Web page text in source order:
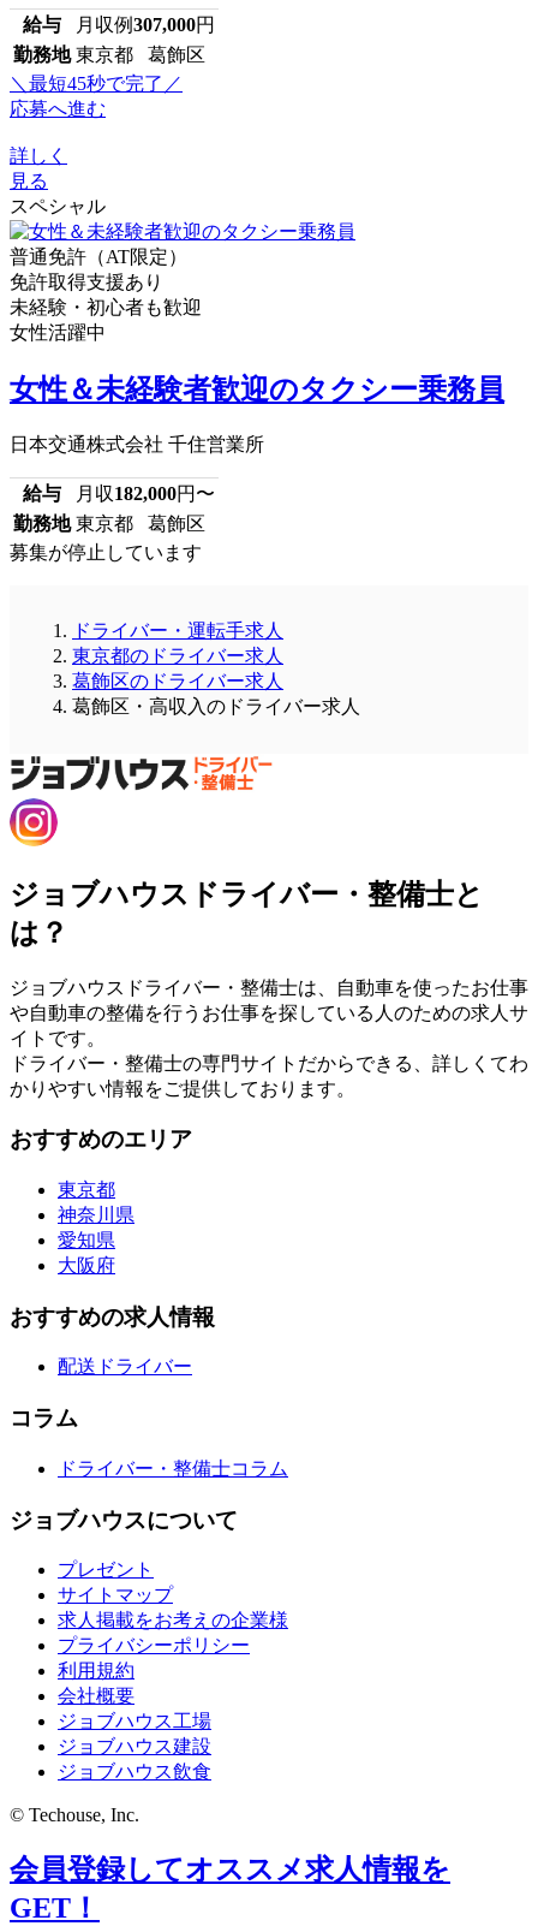
給与 月収例307,000円
勤務地 東京都 葛飾区
＼最短45秒で完了／
応募へ進む
詳しく
見る
スペシャル
普通免許（AT限定）
免許取得支援あり
未経験・初心者も歓迎
女性活躍中
女性＆未経験者歓迎のタクシー乗務員
日本交通株式会社 千住営業所
給与 月収182,000円〜
勤務地 東京都 葛飾区
募集が停止しています
ドライバー・運転手求人
東京都のドライバー求人
葛飾区のドライバー求人
葛飾区・高収入のドライバー求人
ジョブハウスドライバー・整備士と
は？
ジョブハウスドライバー・整備士は、自動車を使ったお仕事
や自動車の整備を行うお仕事を探している人のための求人サ
イトです。
ドライバー・整備士の専門サイトだからできる、詳しくてわ
かりやすい情報をご提供しております。
おすすめのエリア
東京都
神奈川県
愛知県
大阪府
おすすめの求人情報
配送ドライバー
コラム
ドライバー・整備士コラム
ジョブハウスについて
プレゼント
サイトマップ
求人掲載をお考えの企業様
プライバシーポリシー
利用規約
会社概要
ジョブハウス工場
ジョブハウス建設
ジョブハウス飲食
© Techouse, Inc.
会員登録してオススメ求人情報を
GET！